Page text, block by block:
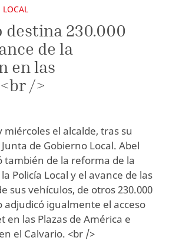
LOCAL
destina 230.000
de la
en las
/>
el alcalde, tras su
de Gobierno Local. Abel
también de la reforma de la
Policía Local y el avance de las
sus vehículos, de otros 230.000
adjudicó igualmente el acceso
en las Plazas de América e
el Calvario. <br />